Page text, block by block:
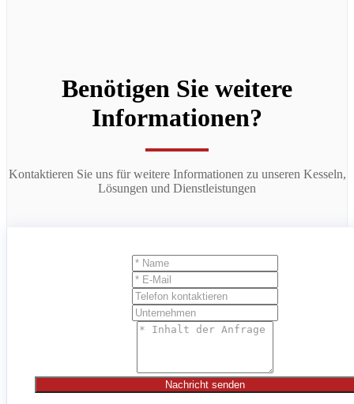
Benötigen Sie weitere
Informationen?
Kontaktieren Sie uns für weitere Informationen zu unseren Kesseln,
Lösungen und Dienstleistungen
Nachricht senden